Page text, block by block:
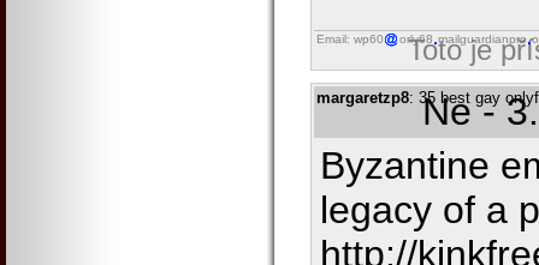
Email: wp60 orly68 mailguardianpro
Toto je
margaretzp8: 35 best gay
Ne -
Byzantine
legacy of a
http://